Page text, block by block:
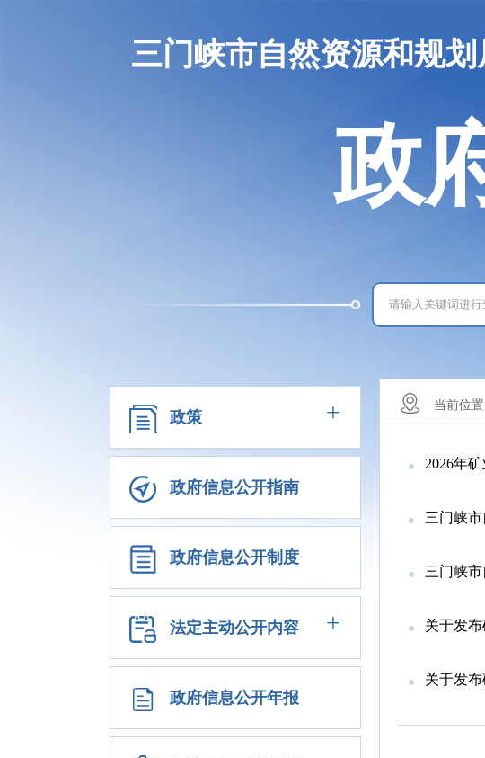
三门峡市自然资源和规划
政
政策 +
政府信息公开指南
政府信息公开制度
法定主动公开内容 +
政府信息公开年报
当前位置
2026年
三门峡市
三门峡市
关于发
关于发